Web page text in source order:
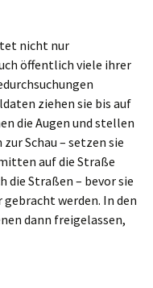
nicht nur
öffentlich viele ihrer
ziehen sie bis auf
die Augen und stellen
Schau – setzen sie
auf die Straße
die Straßen – bevor sie
werden. In den
dann freigelassen,